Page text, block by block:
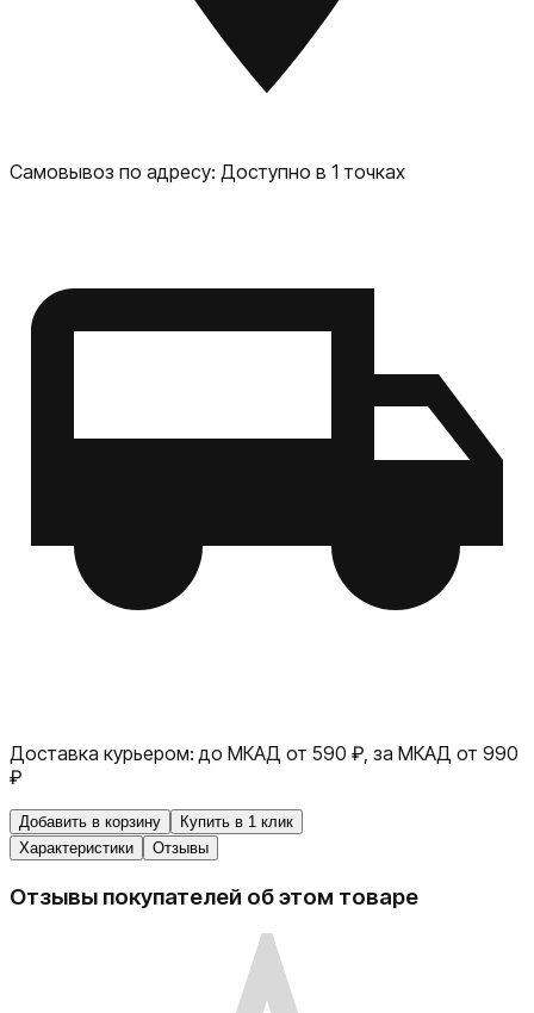
Самовывоз по адресу: Доступно в 1 точках
Доставка курьером: до МКАД от 590 ₽, за МКАД от 990
₽
Добавить в корзину
Купить в 1 клик
Характеристики
Отзывы
Отзывы покупателей об этом товаре